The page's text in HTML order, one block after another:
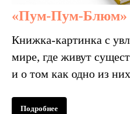
«Пум-Пум-Блюм»
Книжка-картинка с
мире, где живут
и о том как одно из
Подробнее